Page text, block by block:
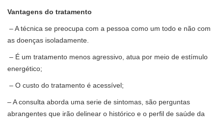
Vantagens do tratamento
– A técnica se preocupa com a pessoa como um todo e não com
as doenças isoladamente.
– É um tratamento menos agressivo, atua por meio de estímulo
energético;
– O custo do tratamento é acessível;
– A consulta aborda uma serie de sintomas, são perguntas
abrangentes que irão delinear o histórico e o perfil de saúde da